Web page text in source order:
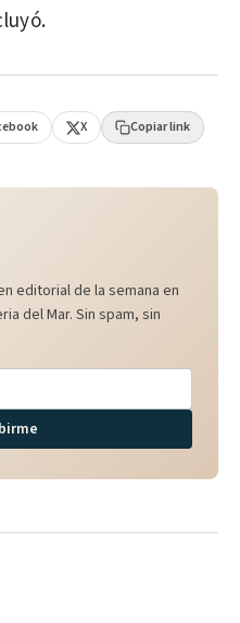
X Copiar link
editorial de la semana en
del Mar. Sin spam, sin